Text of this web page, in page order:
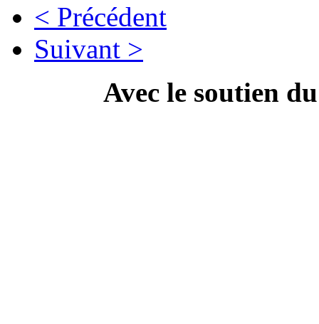
< Précédent
Suivant >
Avec le soutien